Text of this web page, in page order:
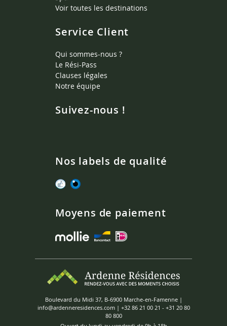
Voir toutes les destinations
Service Client
Qui sommes-nous ?
Le Rési-Pass
Clauses légales
Notre équipe
Suivez-nous !
Nos labels de qualité
Moyens de paiement
Boulevard du Midi 37, B-6900 Marche-en-Famenne |
info@ardenneresidences.com| +32 86 21 00 21 - +31 20 80
80 800